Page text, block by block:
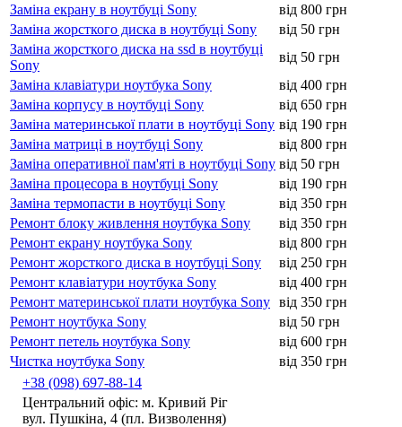
Заміна екрану в ноутбуці Sony
від 800 грн
Заміна жорсткого диска в ноутбуці Sony
від 50 грн
Заміна жорсткого диска на ssd в ноутбуці
Sony
від 50 грн
Заміна клавіатури ноутбука Sony
від 400 грн
Заміна корпусу в ноутбуці Sony
від 650 грн
Заміна материнської плати в ноутбуці Sony від 190 грн
Заміна матриці в ноутбуці Sony
від 800 грн
Заміна оперативної пам'яті в ноутбуці Sony від 50 грн
Заміна процесора в ноутбуці Sony
від 190 грн
Заміна термопасти в ноутбуці Sony
від 350 грн
Ремонт блоку живлення ноутбука Sony
від 350 грн
Ремонт екрану ноутбука Sony
від 800 грн
Ремонт жорсткого диска в ноутбуці Sony
від 250 грн
Ремонт клавіатури ноутбука Sony
від 400 грн
Ремонт материнської плати ноутбука Sony від 350 грн
Ремонт ноутбука Sony
від 50 грн
Ремонт петель ноутбука Sony
від 600 грн
Чистка ноутбука Sony
від 350 грн
+38 (098) 697-88-14
Центральний офіс: м. Кривий Ріг
вул. Пушкіна, 4 (пл. Визволення)